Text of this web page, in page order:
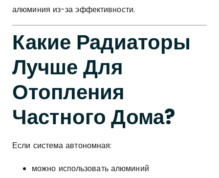
алюминия из-за эффективности.
Какие Радиаторы
Лучше Для
Отопления
Частного Дома?
Если система автономная:
можно использовать алюминий